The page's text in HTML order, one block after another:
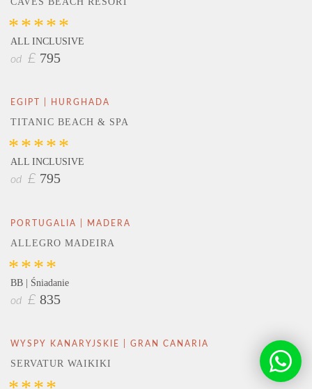
*****
ALL INCLUSIVE
od £ 795
EGIPT | HURGHADA
TITANIC BEACH & SPA
*****
ALL INCLUSIVE
od £ 795
PORTUGALIA | MADERA
ALLEGRO MADEIRA
****
BB | Śniadanie
od £ 835
WYSPY KANARYJSKIE | GRAN CANARIA
SERVATUR WAIKIKI